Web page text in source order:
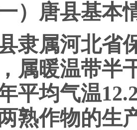
一）唐县基本
隶属河北省
属暖温带半
平均气温
熟作物的生